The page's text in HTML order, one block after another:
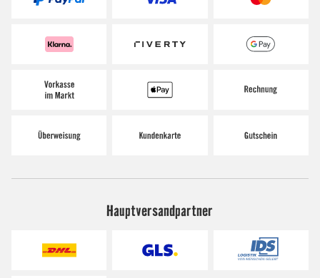
Hauptversandpartner